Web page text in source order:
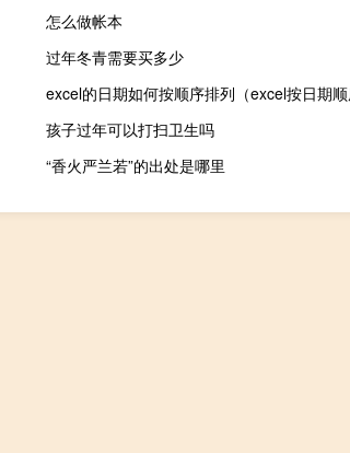
怎么做帐本
过年冬青需要买多少
excel的日期如何按顺序排列（excel按日期顺
孩子过年可以打扫卫生吗
“香火严兰若”的出处是哪里